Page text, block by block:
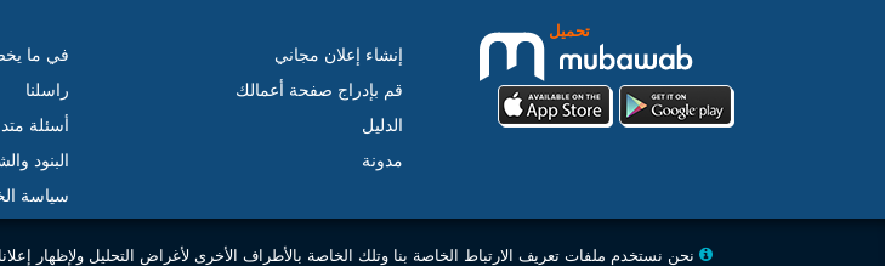
تحميل
إنشاء إعلان مجاني
قم بإدراج صفحة أعمالك
الدليل
مدونة
في ما
راسلنا
أسئلة
البنود
سياسة
نحن نستخدم ملفات تعريف الارتباط الخاصة بنا وتلك الخاصة بالأطراف الأخرى لأغراض التحليل ولإظهار